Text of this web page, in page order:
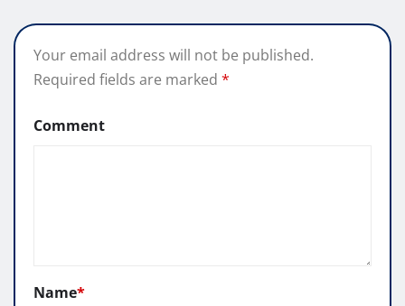
Your email address will not be published.
Required fields are marked *
Comment
Name*